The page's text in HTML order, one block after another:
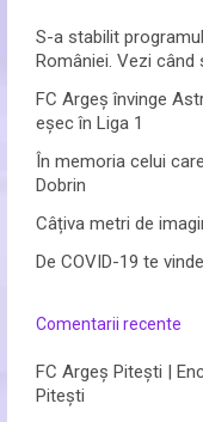
S-a stabilit
României. Vezi când
FC Argeș învinge
eșec în Liga 1
În memoria celui
Dobrin
Câțiva metri de
De COVID-19 te
Comentarii recente
FC Argeș Pitești |
Pitești